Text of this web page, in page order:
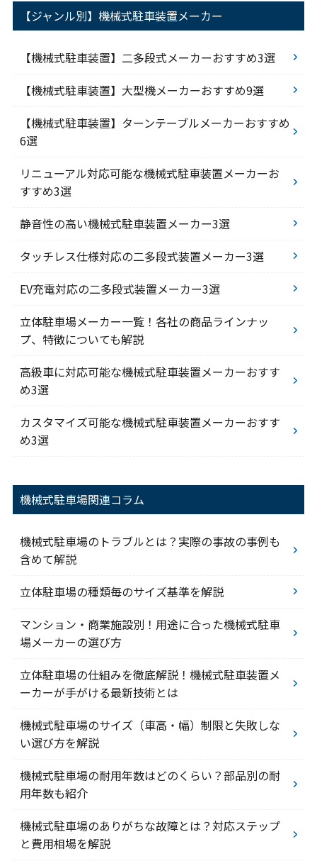
【ジャンル別】機械式駐車装置メーカー
【機械式駐車装置】二多段式メーカーおすすめ3選
【機械式駐車装置】大型機メーカーおすすめ9選
【機械式駐車装置】ターンテーブルメーカーおすすめ
6選
リニューアル対応可能な機械式駐車装置メーカーお
すすめ3選
静音性の高い機械式駐車装置メーカー3選
タッチレス仕様対応の二多段式装置メーカー3選
EV充電対応の二多段式装置メーカー3選
立体駐車場メーカー一覧！各社の商品ラインナッ
プ、特徴についても解説
高級車に対応可能な機械式駐車装置メーカーおすす
め3選
カスタマイズ可能な機械式駐車装置メーカーおすす
め3選
機械式駐車場関連コラム
機械式駐車場のトラブルとは？実際の事故の事例も
含めて解説
立体駐車場の種類毎のサイズ基準を解説
マンション・商業施設別！用途に合った機械式駐車
場メーカーの選び方
立体駐車場の仕組みを徹底解説！機械式駐車装置メ
ーカーが手がける最新技術とは
機械式駐車場のサイズ（車高・幅）制限と失敗しな
い選び方を解説
機械式駐車場の耐用年数はどのくらい？部品別の耐
用年数も紹介
機械式駐車場のありがちな故障とは？対応ステップ
と費用相場を解説